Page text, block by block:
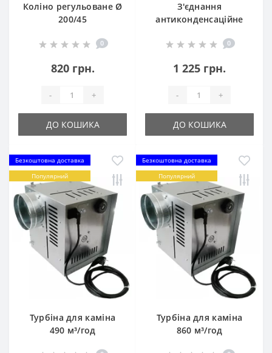
Коліно регульоване Ø
200/45
0
820 грн.
- +
ДО КОШИКА
З'єднання
антиконденсаційне
0
1 225 грн.
- +
ДО КОШИКА
Безкоштовна доставка
Популярний
Турбіна для каміна
490 м³/год
Безкоштовна доставка
Популярний
Турбіна для каміна
860 м³/год